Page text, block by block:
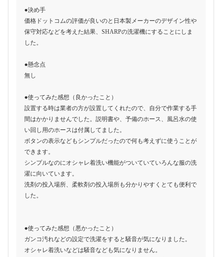
●決め手
価格ドットコムの評価が良いのと日本製メーカーのデザイン性や
保守対応などを考えた結果、SHARPの洗濯機にすることにしま
した。
●懸念点
無し
●使ってみた感想（良かったこと）
設置する時は業者の方が設置してくれたので、自分で作業する手
間はかかりませんでした。説明書や、予備のホース、風呂水の使
い回し用のホースは付属してました。
ボタンの表示などもシンプルだったので何も考えずに使うことが
できます。
シンプルなのにオシャレ着洗い機能がついていていろんな服の洗
濯に向いています。
洗剤の投入場所、柔軟剤の投入場所も分かりやすくとても便利で
した。
●使ってみた感想（悪かったこと）
ガンコ汚れなどの設定で洗濯をすると騒音が気になりました。
オシャレ着洗いなどは騒音なども気になりません。